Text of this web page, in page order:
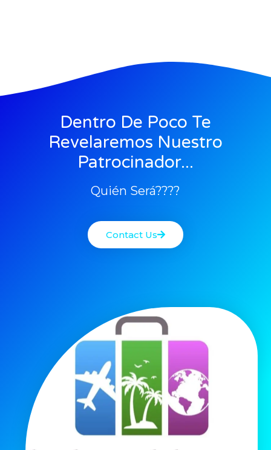
Dentro De Poco Te
Revelaremos Nuestro
Patrocinador...
Quién Será????
Contact Us